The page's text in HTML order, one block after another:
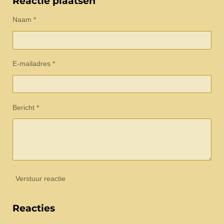
n
e
n
Naam *
E-mailadres *
Bericht *
Verstuur reactie
Reacties